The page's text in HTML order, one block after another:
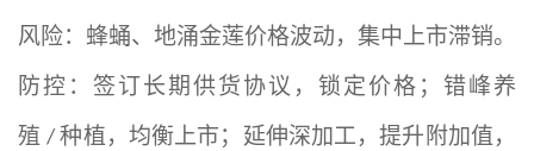
风险：蜂蛹、地涌金莲价格波动，集中上市滞销。
防控：签订长期供货协议，锁定价格；错峰养
殖 /种植，均衡上市；延伸深加工，提升附加值，